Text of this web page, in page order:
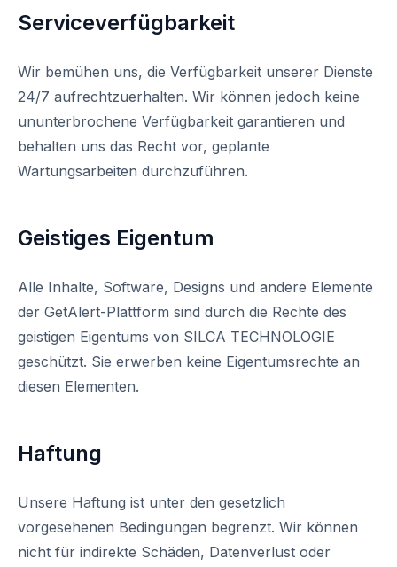
Serviceverfügbarkeit
Wir bemühen uns, die Verfügbarkeit unserer Dienste
24/7 aufrechtzuerhalten. Wir können jedoch keine
ununterbrochene Verfügbarkeit garantieren und
behalten uns das Recht vor, geplante
Wartungsarbeiten durchzuführen.
Geistiges Eigentum
Alle Inhalte, Software, Designs und andere Elemente
der GetAlert-Plattform sind durch die Rechte des
geistigen Eigentums von SILCA TECHNOLOGIE
geschützt. Sie erwerben keine Eigentumsrechte an
diesen Elementen.
Haftung
Unsere Haftung ist unter den gesetzlich
vorgesehenen Bedingungen begrenzt. Wir können
nicht für indirekte Schäden, Datenverlust oder